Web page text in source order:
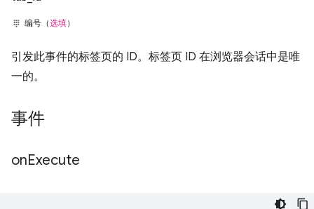
编号（选填）
引发此事件的标签页的 ID。标签页 ID 在浏览器会话中是唯
一的。
事件
onExecute